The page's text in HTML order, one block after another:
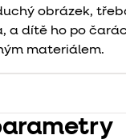
obrázek,
a dítě ho po
materiálem.